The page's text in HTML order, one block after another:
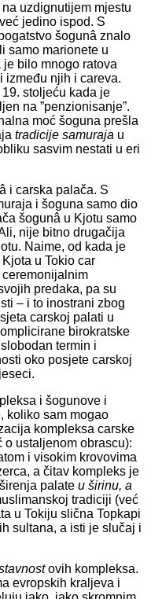
uzdignutijem mjestu
jedino ispod. S
šogunâ znalo
samo marionete u
bilo mnogo ratova
između njih i careva.
stoljeću kada je
na ”penzionisanje”.
moć šoguna prešla
tradicije samuraja u
sasvim nestati u eri
i carska palača. S
i šoguna samo dio
šogunâ u Kjotu samo
nije bitno drugačija
Naime, od kada je
u Tokio car
predaka, pa su
– i to inostrani zbog
carskoj palati u
birokratske
termin i
oko posjete carskoj
i šogunove i
koliko sam mogao
kompleksa carske
o ustaljenom obrascu):
i visokim krovovima
a čitav kompleks je
palate u širinu, a
tradiciji (već
u Tokiju slična Topkapi
sultana, a isti je slučaj i
ovih kompleksa.
evropskih kraljeva i